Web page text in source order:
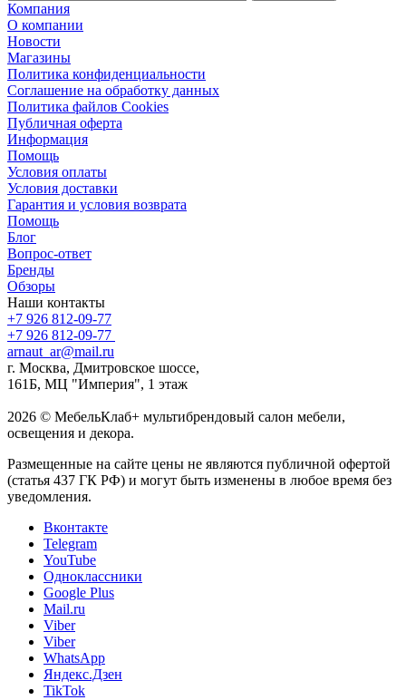
Компания
О компании
Новости
Магазины
Политика конфиденциальности
Соглашение на обработку данных
Политика файлов Cookies
Публичная оферта
Информация
Помощь
Условия оплаты
Условия доставки
Гарантия и условия возврата
Помощь
Блог
Вопрос-ответ
Бренды
Обзоры
Наши контакты
+7 926 812-09-77
+7 926 812-09-77
arnaut_ar@mail.ru
г. Москва, Дмитровское шоссе,
161Б, МЦ "Империя", 1 этаж
2026 © МебельКлаб+ мультибрендовый салон мебели,
освещения и декора.
Размещенные на сайте цены не являются публичной офертой
(статья 437 ГК РФ) и могут быть изменены в любое время без
уведомления.
Вконтакте
Telegram
YouTube
Одноклассники
Google Plus
Mail.ru
Viber
Viber
WhatsApp
Яндекс.Дзен
TikTok